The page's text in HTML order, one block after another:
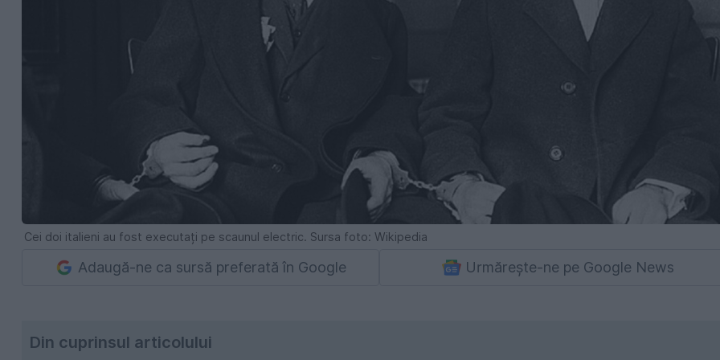
Cei doi italieni au fost executați pe scaunul electric. Sursa foto: Wikipedia
Adaugă-ne ca sursă preferată în Google Urmărește-ne pe Google News
Din cuprinsul articolului